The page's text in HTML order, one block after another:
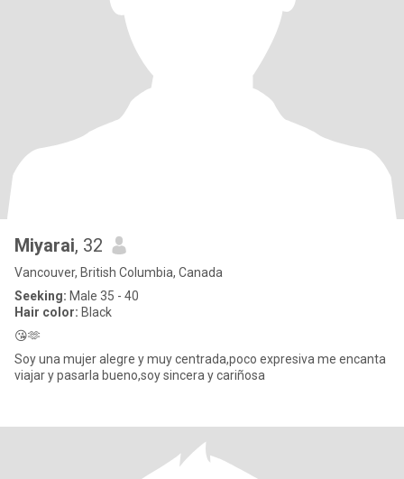
Miyarai, 32
Vancouver, British Columbia, Canada
Seeking: Male 35 - 40
Hair color: Black
😘🫶
Soy una mujer alegre y muy centrada,poco expresiva me encanta
viajar y pasarla bueno,soy sincera y cariñosa